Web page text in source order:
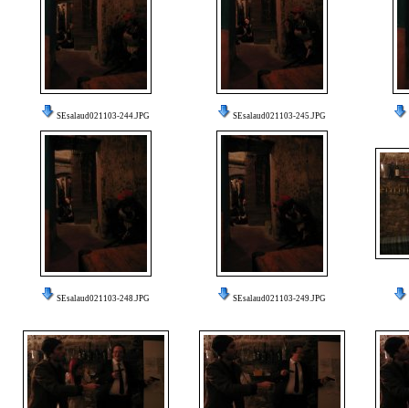
SEsalaud021103-244.JPG SEsalaud021103-245.JPG
SEsalaud021103-248.JPG SEsalaud021103-249.JPG